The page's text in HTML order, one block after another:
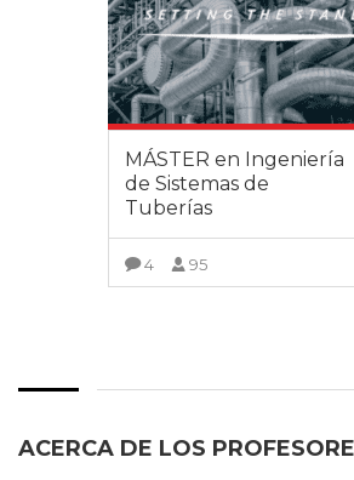
MÁSTER en Ingeniería
de Sistemas de
Tuberías
4 95
ACERCA DE LOS